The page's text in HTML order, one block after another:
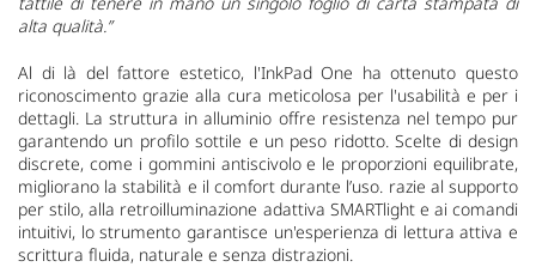
alta qualità.”
Al di là del fattore estetico, l'InkPad One ha ottenuto questo
riconoscimento grazie alla cura meticolosa per l'usabilità e per i
dettagli. La struttura in alluminio offre resistenza nel tempo pur
garantendo un profilo sottile e un peso ridotto. Scelte di design
discrete, come i gommini antiscivolo e le proporzioni equilibrate,
migliorano la stabilità e il comfort durante l’uso. razie al supporto
per stilo, alla retroilluminazione adattiva SMARTlight e ai comandi
intuitivi, lo strumento garantisce un'esperienza di lettura attiva e
scrittura fluida, naturale e senza distrazioni.